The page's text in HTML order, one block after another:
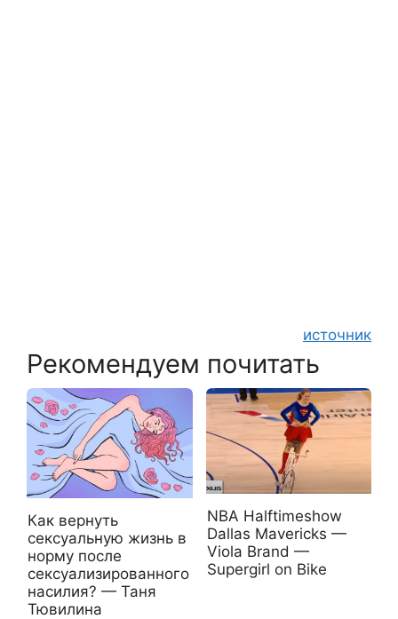
источник
Рекомендуем почитать
Как вернуть
сексуальную жизнь в
норму после
сексуализированного
насилия? — Таня
Тювилина
NBA Halftimeshow
Dallas Mavericks —
Viola Brand —
Supergirl on Bike